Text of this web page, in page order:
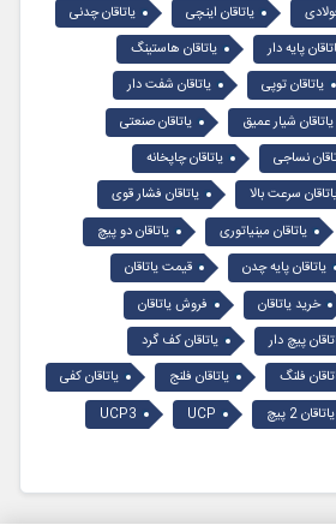
یاتاقان اینچی
یاتاقان چدنی
پایه دار
یاتاقان هاستینگ
یاتاقان توپی
یاتاقان شفت دار
یاتاقان شیار عمیق
یاتاقان صنعتی
نساجی
یاتاقان چاپخانه
سرعت بالا
یاتاقان فشار قوی
یاتاقان مینیاتوری
یاتاقان دو پیچ
یاتاقان پایه چدن
قیمت یاتاقان
خرید یاتاقان
فروش یاتاقان
پیچ دار
یاتاقان کف گرد
فلنگ یاتاقان فلنج
یاتاقان کفی
یاتاقان 2 پیچ UCP
UCP3